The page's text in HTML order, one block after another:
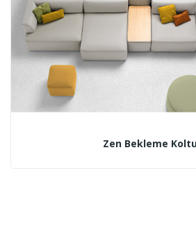
Zen Bekleme Koltuğu